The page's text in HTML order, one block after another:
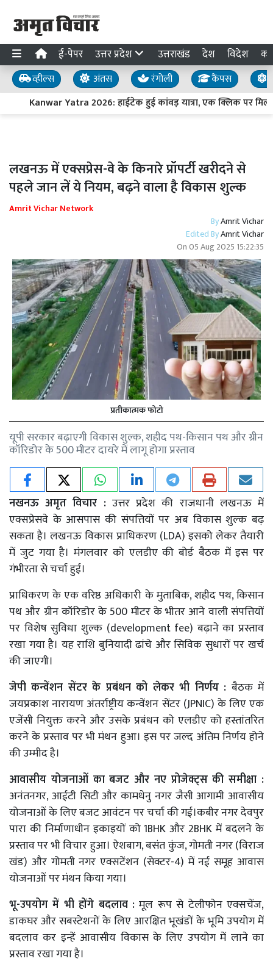
ई-पेपर उत्तर प्रदेश उत्तराखंड देश विदेश
व्हील्स अंतस रंगोली कैंपस
Kanwar Yatra 2026: हाईटेक हुई कांवड़ यात्रा, एक क्लिक पर
लखनऊ में एक्सप्रेस-वे के किनारे प्रॉपर्टी खरीदने से
पहले जान लें ये नियम, बढ़ने वाला है विकास शुल्क
Amrit Vichar Network
ByAmrit Vichar
Edited ByAmrit Vichar
On05 Aug 2025 15:22:35
प्रतीकात्मक फोटो
यूपी सरकार बढ़ाएगी विकास शुल्क, शहीद पथ-किसान पथ और ग्रीन
कॉरिडोर के 500 मीटर दायरे में लागू होगा प्रस्ताव
नखनऊ अमृत विचार : उत्तर प्रदेश की राजधानी लखनऊ में
एक्सप्रेसवे के आसपास की संपत्तियों पर अब विकास शुल्क बढ़
सकता है। लखनऊ विकास प्राधिकरण (LDA) इसको लेकर तैयारी
में जुट गया है। मंगलवार को एलडीए की बोर्ड बैठक में इस पर
गंभीरता से चर्चा हुई।
प्राधिकरण के एक वरिष्ठ अधिकारी के मुताबिक, शहीद पथ, किसान
पथ और ग्रीन कॉरिडोर के 500 मीटर के भीतर आने वाली संपत्तियों
पर विशेष सुविधा शुल्क (development fee) बढ़ाने का प्रस्ताव
रखा गया है। यह राशि बुनियादी ढांचे और सिविक सुधारों पर खर्च
की जाएगी।
जेपी कन्वेंशन सेंटर के प्रबंधन को लेकर भी निर्णय : बैठक में
जयप्रकाश नारायण अंतर्राष्ट्रीय कन्वेंशन सेंटर (JPNIC) के लिए एक
एजेंसी नियुक्त करने और उसके प्रबंधन को एलडीए को हस्तांतरित
करने के प्रस्ताव पर भी मंथन हुआ। इस पर जल्द अंतिम निर्णय होने
की उम्मीद है।
आवासीय योजनाओं का बजट और नए प्रोजेक्ट्स की समीक्षा :
अनंतनगर, आईटी सिटी और कामधेनु नगर जैसी आगामी आवासीय
योजनाओं के लिए बजट आवंटन पर चर्चा की गई।कबीर नगर देवपुर
पारा की निर्माणाधीन इकाइयों को 1BHK और 2BHK में बदलने के
प्रस्ताव पर भी विचार हुआ। ऐशबाग, बसंत कुंज, गोमती नगर (विराज
खंड) और गोमती नगर एक्सटेंशन (सेक्टर-4) में नई समूह आवास
योजनाओं पर मंथन किया गया।
भू-उपयोग में भी होंगे बदलाव :मूल रूप से टेलीफोन एक्सचेंज,
डाकघर और सबस्टेशनों के लिए आरक्षित भूखंडों के भूमि उपयोग में
बदलाव कर इन्हें आवासीय विकास के लिए उपयोग में लाने का
प्रस्ताव रखा गया है।